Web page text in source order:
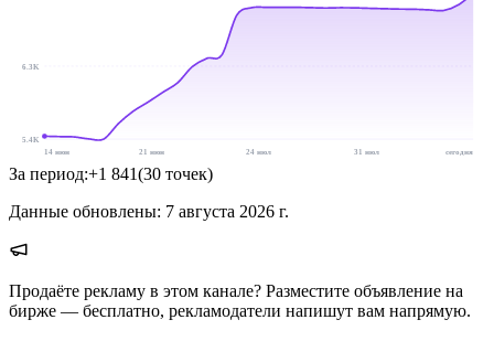
6.3K
5.4K
14 июн
21 июн 24 июл 31 июл сегодня
За период:+1 841(30 точек)
Данные обновлены: 7 августа 2026 г.
Продаёте рекламу в этом канале? Разместите объявление на
бирже — бесплатно, рекламодатели напишут вам напрямую.